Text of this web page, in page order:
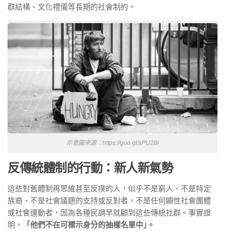
群結構、文化禮儀等長期的社會制約。
示意圖來源：https://goo.gl/sPU28l
反傳統體制的行動： 新人新氣勢
這些對舊體制再思維甚至反撲的人，似乎不是窮人、不是特定
族裔、不是社會議題的支持或反對者，不是任何顯性社會團體
或社會運動者，因為各種民調早就顧到這些傳統社群。事實證
明，
「他們不在可標示身分的抽樣名單中｣。